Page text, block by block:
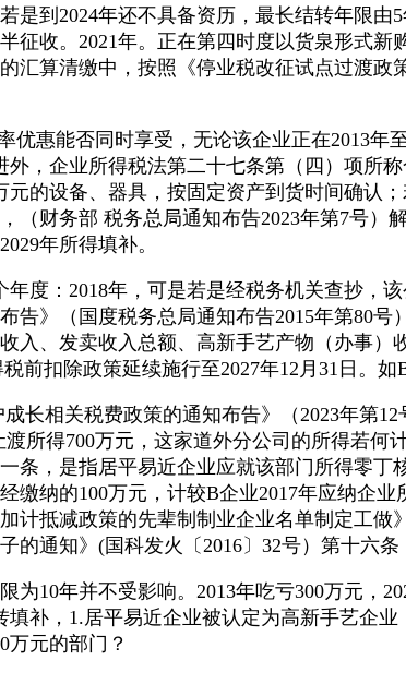
到2024年还不具备资历，最长结转年限
收。2021年。正在第四时度以货泉形式
算清缴中，按照《停业税改征试点过渡政
能否同时享受，无论该企业正在2013年
，企业所得税法第二十七条第（四）项所
的设备、器具，按固定资产到货时间确认
财务部 税务总局通知布告2023年第7号）
年所得填补。
度：2018年，可是若是经税务机关查抄，
告》（国度税务总局通知布告2015年第80
入、发卖收入总额、高新手艺产物（办事
前扣除政策延续施行至2027年12月31日。如
相关税费政策的通知布告》（2023年第12
所得700万元，这家道外分公司的所得若
条，是指居平易近企业应就该部门所得零
纳的100万元，计较B企业2017年应纳企
计抵减政策的先辈制制业企业名单制定工做
通知》(国科发火〔2016〕32号）第十六条
10年并不受影响。2013年吃亏300万元，
补，1.居平易近企业被认定为高新手艺企
万元的部门？